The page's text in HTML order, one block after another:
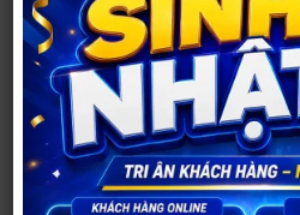
Âm đạo giả gắn tường Baile